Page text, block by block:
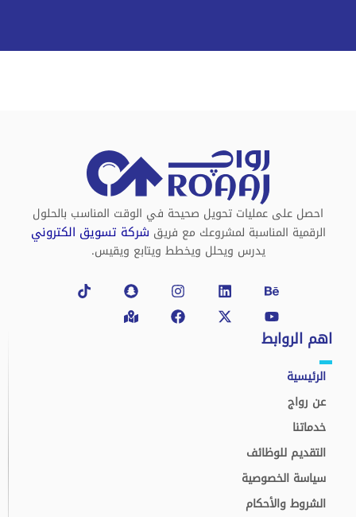
احصل على عمليات تحويل صحيحة في الوقت المناسب بالحلول
الرقمية المناسبة لمشروعك مع فريق شركة تسويق الكتروني
يدرس ويحلل ويخطط ويتابع ويقيس.
Behance
Linkedin
Instagram
Snapchat
Tiktok Youtube
X-
twitter
Facebook
Map-
marked-
alt
اهم الروابط
الرئيسية
عن رواج
خدماتنا
التقديم للوظائف
سياسة الخصوصية
الشروط والأحكام